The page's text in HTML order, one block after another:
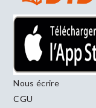
Nous écrire
CGU